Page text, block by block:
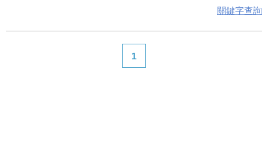
關鍵字查詢
1